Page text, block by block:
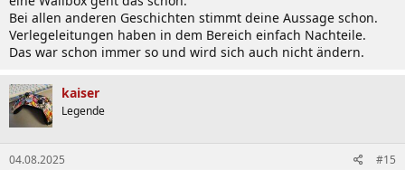
Bei allen anderen Geschichten stimmt deine Aussage schon.
Verlegeleitungen haben in dem Bereich einfach Nachteile.
Das war schon immer so und wird sich auch nicht ändern.
kaiser
Legende
04.08.2025 #15